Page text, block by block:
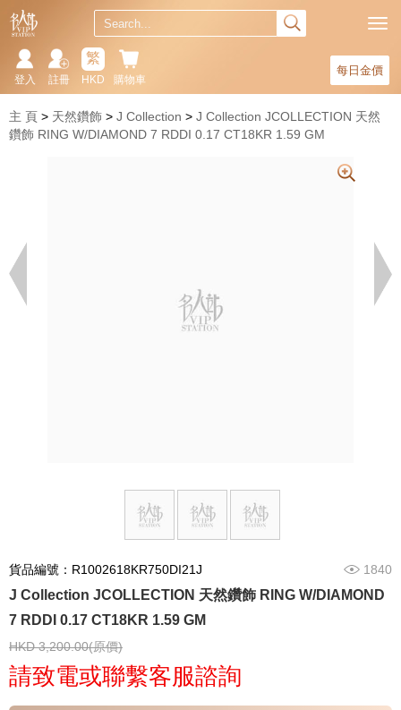
每日金價
購物車
繁
HKD
註冊
登入
主 頁 天然鑽飾 J Collection
J Collection JCOLLECTION 天然
鑽飾 RING W/DIAMOND 7 RDDI 0.17 CT18KR 1.59 GM
貨品編號：R1002618KR750DI21J 1840
J Collection JCOLLECTION 天然鑽飾 RING W/DIAMOND
7 RDDI 0.17 CT18KR 1.59 GM
HKD 3,200.00(原價)
請致電或聯繫客服諮詢